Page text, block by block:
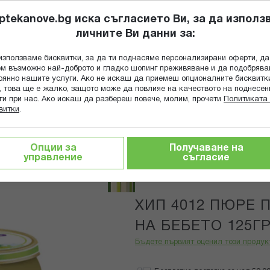
Търсене
ПОПИТАЙ
ГРИЖА ЗА МАЙКАТА И ДЕТЕТО ХРАНИТЕЛНИ ДОБАВКИ
ХИП 4012 ПЮРЕ ПЪРВИТЕ БРОКОЛИ
Hipp
ХИП 4012 ПЮРЕ
НА БЕБЕТО 125ГР
Бъдете първият оценил този
иска съгласието Ви, за да
личните Ви данни за:
бисквитки, за да ти поднасяме персонализирани оферти, да
възможно най-доброто и гладко шопинг преживяване и да
нашите услуги. Ако не искаш да приемеш опционалните
това ще е жалко, защото може да повлияе на качеството на
при нас. Ако искаш да разбереш повече, молим, прочети
Политиката
.
Опции за
управление
Получаване на
съгласие